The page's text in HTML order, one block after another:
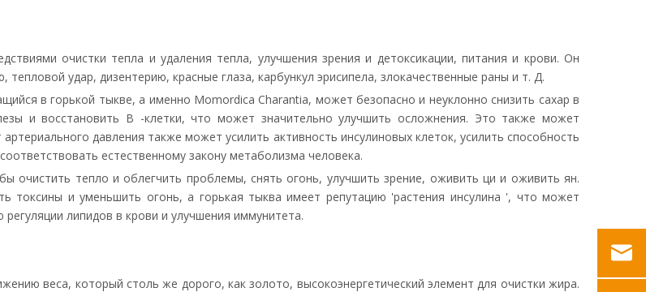
очистки тепла и удаления тепла, улучшения зрения и детоксикации, питания и крови. Он
удар, дизентерию, красные глаза, карбункул эрисипела, злокачественные раны и т. Д.
в горькой тыкве, а именно Momordica Charantia, может безопасно и неуклонно снизить сахар в
и восстановить В -клетки, что может значительно улучшить осложнения. Это также может
давления также может усилить активность инсулиновых клеток, усилить способность
естественному закону метаболизма человека.
очистить тепло и облегчить проблемы, снять огонь, улучшить зрение, оживить ци и оживить ян.
токсины и уменьшить огонь, а горькая тыква имеет репутацию 'растения инсулина ', что может
липидов в крови и улучшения иммунитета.
веса, который столь же дорого, как золото, высокоэнергетический элемент для очистки жира.